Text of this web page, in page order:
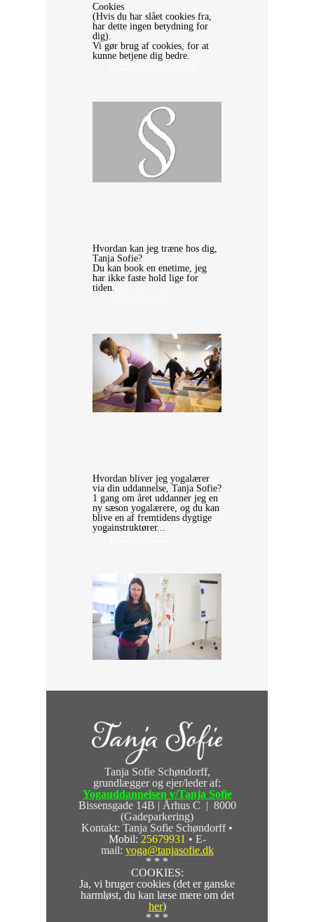
Cookies
(Hvis du har slået cookies fra,
har dette ingen betydning for
dig).
Vi gør brug af cookies, for at
kunne betjene dig bedre.
Hvordan kan jeg træne hos dig,
Tanja Sofie?
Du kan book en enetime, jeg
har ikke faste hold lige for
tiden.
Hvordan bliver jeg yogalærer
via din uddannelse, Tanja Sofie?
1 gang om året uddanner jeg en
ny sæson yogalærere, og du kan
blive en af fremtidens dygtige
yogainstruktører...
Tanja Sofie Schøndorff,
grundlægger og ejer/leder af:
Yogauddannelsen v/Tanja Sofie
Bissensgade 14B | Århus C | 8000
(Gadeparkering)
Kontakt: Tanja Sofie Schøndorff •
Mobil: 25679931 • E-
mail: yoga@tanjasofie.dk
* * *
COOKIES:
Ja, vi bruger cookies (det er ganske
harmløst, du kan læse mere om det
her)
* * *